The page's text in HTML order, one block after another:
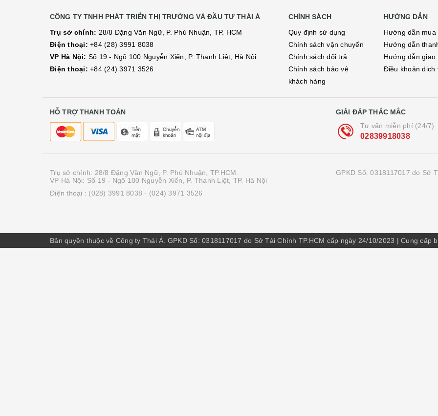
CÔNG TY TNHH PHÁT TRIỂN THỊ TRƯỜNG VÀ ĐẦU TƯ THÁI Á
Trụ sở chính: 28/8 Đặng Văn Ngữ, P. Phú Nhuận, TP. HCM
Điện thoại: +84 (28) 3991 8038
VP Hà Nội: Số 19 - Ngõ 100 Nguyễn Xiển, P. Thanh Liệt, Hà Nội
Điện thoại: +84 (24) 3971 3526
CHÍNH SÁCH
Quy định sử dụng
Chính sách vận chuyển
Chính sách đổi trả
Chính sách bảo vệ
khách hàng
HƯỚNG DẪN
Hướng dẫn mua
Hướng dẫn
Hướng dẫn giao
Điều khoản dịch
HỖ TRỢ THANH TOÁN
GIẢI ĐÁP THẮC MẮC
Tư vấn miễn phí (24/7)
02839918038
Trụ sở chính: 28/8 Đặng Văn Ngữ, P. Phú Nhuận, TP.HCM.
VP Hà Nội: Số 19 - Ngõ 100 Nguyễn Xiển, P. Thanh Liệt, TP. Hà Nội
Điện thoại : (028) 3991 8038 - (024) 3971 3526
GPKD Số: 0318117017 do Sở
Bản quyền thuộc về Công ty Thái Á. GPKD Số: 0318117017 do Sở Tài Chính TP.HCM cấp ngày 24/10/2023 | Cung cấp